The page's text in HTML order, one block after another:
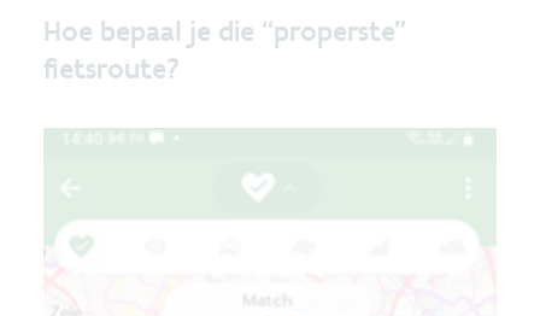
Hoe bepaal je die “properste”
fietsroute?